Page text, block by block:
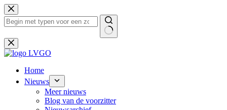
Ga
naar
de
Geen
resultaten
Home
Nieuws
Meer nieuws
Blog van de voorzitter